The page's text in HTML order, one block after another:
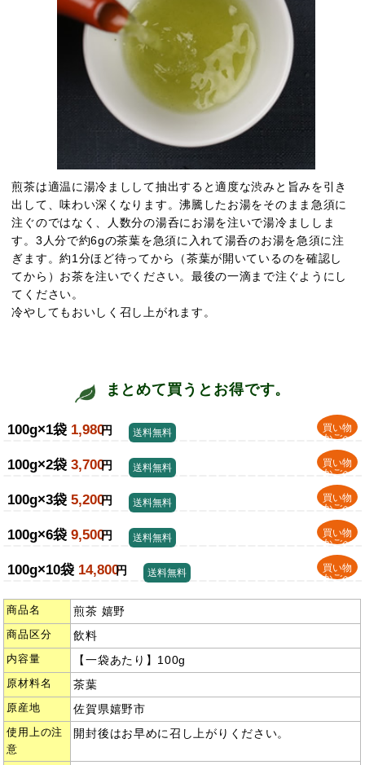
煎茶は適温に湯冷ましして抽出すると適度な渋みと旨みを引き
出して、味わい深くなります。沸騰したお湯をそのまま急須に
注ぐのではなく、人数分の湯呑にお湯を注いで湯冷まししま
す。3人分で約6gの茶葉を急須に入れて湯呑のお湯を急須に注
ぎます。約1分ほど待ってから（茶葉が開いているのを確認し
てから）お茶を注いでください。最後の一滴まで注ぐようにし
てください。
冷やしてもおいしく召し上がれます。
まとめて買うとお得です。
100g×1袋 1,980円
買い物
かごへ
送料無料
100g×2袋 3,700円
買い物
かごへ
送料無料
100g×3袋 5,200円
買い物
かごへ
送料無料
100g×6袋 9,500円
買い物
かごへ
送料無料
100g×10袋 14,800円
買い物
かごへ
送料無料
商品名 煎茶 嬉野
商品区分 飲料
内容量 【一袋あたり】100g
原材料名 茶葉
原産地 佐賀県嬉野市
使用上の注
意
開封後はお早めに召し上がりください。